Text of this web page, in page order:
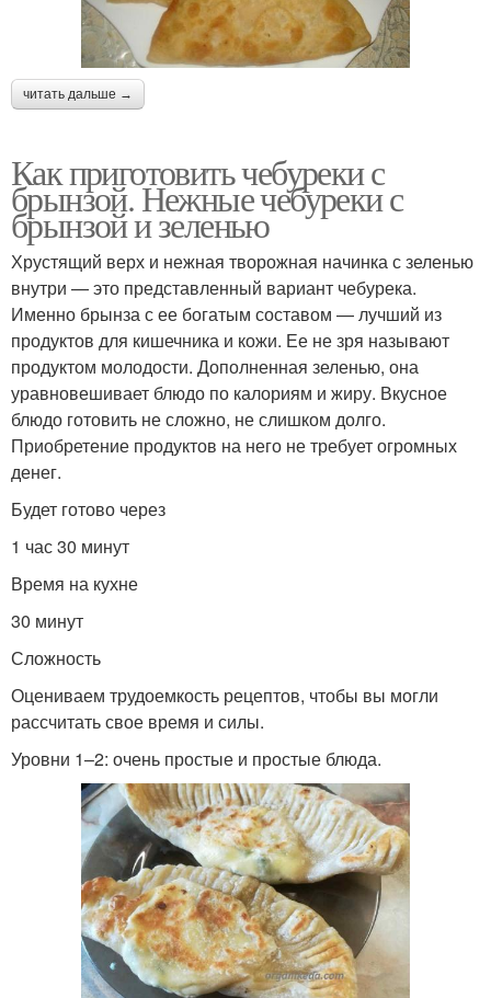
читать дальше →
Как приготовить чебуреки с
брынзой. Нежные чебуреки с
брынзой и зеленью
Хрустящий верх и нежная творожная начинка с зеленью
внутри — это представленный вариант чебурека.
Именно брынза с ее богатым составом — лучший из
продуктов для кишечника и кожи. Ее не зря называют
продуктом молодости. Дополненная зеленью, она
уравновешивает блюдо по калориям и жиру. Вкусное
блюдо готовить не сложно, не слишком долго.
Приобретение продуктов на него не требует огромных
денег.
Будет готово через
1 час 30 минут
Время на кухне
30 минут
Сложность
Оцениваем трудоемкость рецептов, чтобы вы могли
рассчитать свое время и силы.
Уровни 1–2: очень простые и простые блюда.